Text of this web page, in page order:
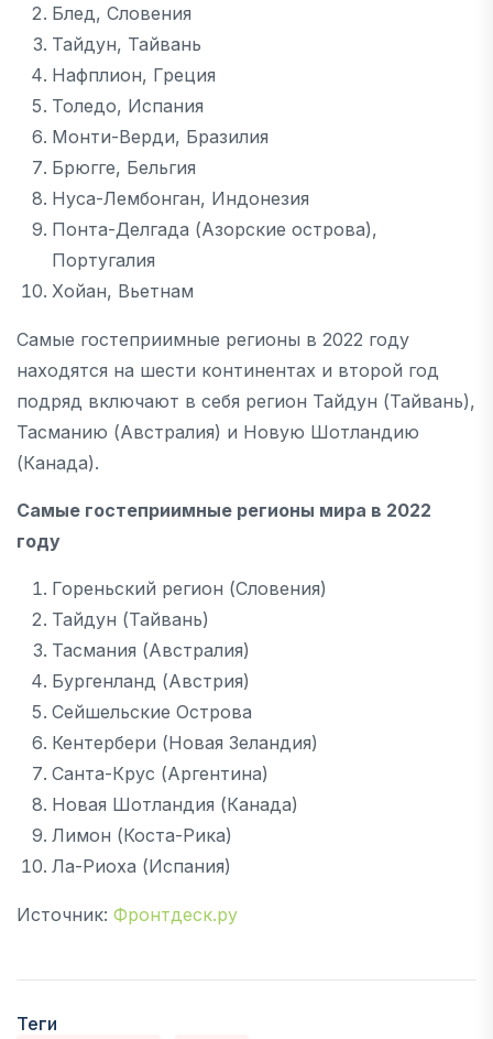
Блед, Словения
Тайдун, Тайвань
Нафплион, Греция
Толедо, Испания
Монти-Верди, Бразилия
Брюгге, Бельгия
Нуса-Лембонган, Индонезия
Понта-Делгада (Азорские острова),
Португалия
Хойан, Вьетнам
Самые гостеприимные регионы в 2022 году
находятся на шести континентах и второй год
подряд включают в себя регион Тайдун (Тайвань),
Тасманию (Австралия) и Новую Шотландию
(Канада).
Самые гостеприимные регионы мира в 2022
году
Гореньский регион (Словения)
Тайдун (Тайвань)
Тасмания (Австралия)
Бургенланд (Австрия)
Сейшельские Острова
Кентербери (Новая Зеландия)
Санта-Крус (Аргентина)
Новая Шотландия (Канада)
Лимон (Коста-Рика)
Ла-Риоха (Испания)
Источник: Фронтдеск.ру
Теги